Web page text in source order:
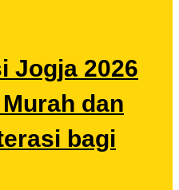
Jogja 2026
dan
bagi